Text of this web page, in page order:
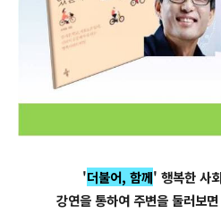
'더불어, 함께' 행복한 사
강연을 통하여 주변을 둘러보